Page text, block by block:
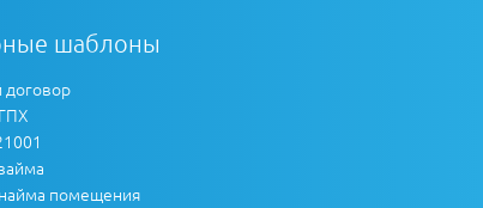
шаблоны
договор
помещения